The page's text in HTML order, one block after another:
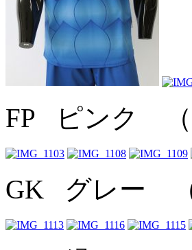
FP ピンク （
GK グレー （